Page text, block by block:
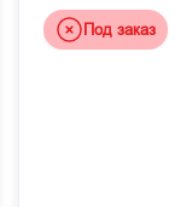
Под заказ